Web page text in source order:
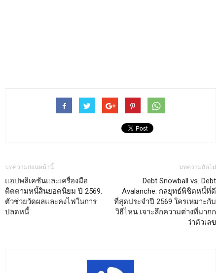
บทความก่อนหน้านี้
แอปพลิเคชันและเครื่องมือ
ติดตามหนี้สินยอดนิยม ปี 2569:
ตัวช่วยวัดผลและคงไฟในการ
ปลดหนี้
บทความถัดไป
Debt Snowball vs. Debt
Avalanche: กลยุทธ์พิชิตหนี้ที่ดี
ที่สุดประจำปี 2569 ใครเหมาะกับ
วิธีไหน เจาะลึกความต่างที่มากก
ว่าตัวเลข